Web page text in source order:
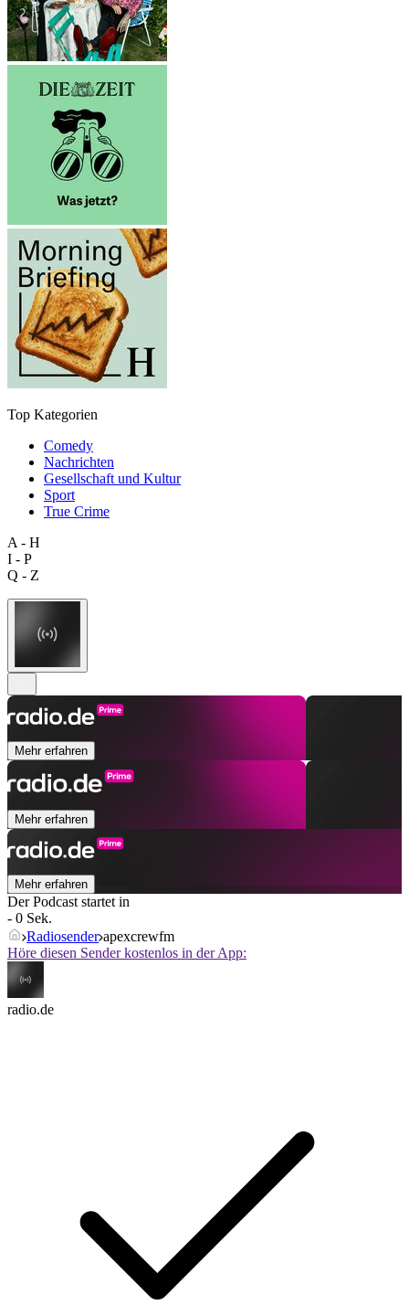
Top Kategorien
Comedy
Nachrichten
Gesellschaft und Kultur
Sport
True Crime
A - H
I - P
Q - Z
Mehr erfahren
Mehr erfahren
Mehr erfahren
Der Podcast startet in
- 0 Sek.
Radiosender apexcrewfm
Höre diesen Sender kostenlos in der App:
radio.de